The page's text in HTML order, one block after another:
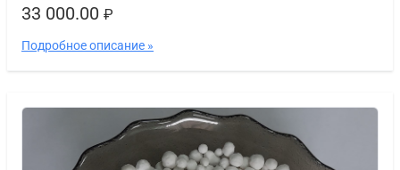
33 000.00 ₽
Подробное описание »